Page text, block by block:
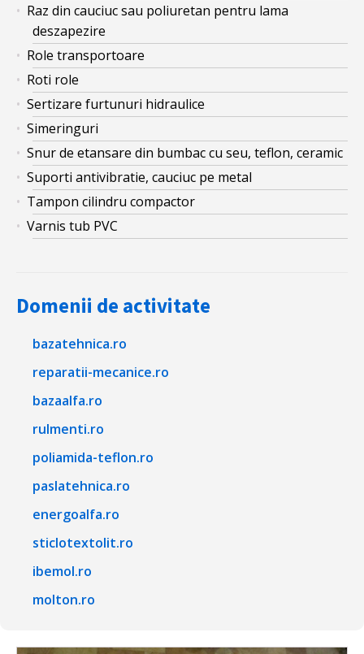
Raz din cauciuc sau poliuretan pentru lama
deszapezire
Role transportoare
Roti role
Sertizare furtunuri hidraulice
Simeringuri
Snur de etansare din bumbac cu seu, teflon, ceramic
Suporti antivibratie, cauciuc pe metal
Tampon cilindru compactor
Varnis tub PVC
Domenii de activitate
bazatehnica.ro
reparatii-mecanice.ro
bazaalfa.ro
rulmenti.ro
poliamida-teflon.ro
paslatehnica.ro
energoalfa.ro
sticlotextolit.ro
ibemol.ro
molton.ro